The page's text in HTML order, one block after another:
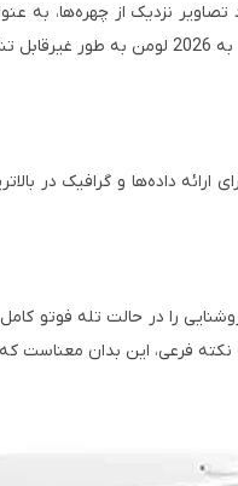
نزدیک از چهره‌ها، به